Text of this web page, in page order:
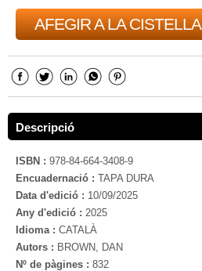
AFEGIR A LA CISTELLA
Descripció
ISBN : 978-84-664-3408-9
Encuadernació : TAPA DURA
Data d'edició : 10/09/2025
Any d'edició : 2025
Idioma : CATALÀ
Autors : BROWN, DAN
Nº de pàgines : 832